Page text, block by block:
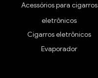
Acessórios para cigarros
eletrônicos
Cigarros eletrônicos
Evaporador